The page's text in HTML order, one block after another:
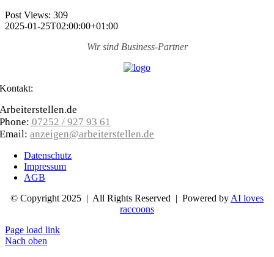
Post Views: 309
2025-01-25T02:00:00+01:00
Wir sind Business-Partner
Kontakt:
Arbeiterstellen.de
Phone: 07252 / 927 93 61
Email:anzeigen@arbeiterstellen.de
Datenschutz
Impressum
AGB
© Copyright 2025 | All Rights Reserved | Powered by AI loves
raccoons
Page load link
Nach oben